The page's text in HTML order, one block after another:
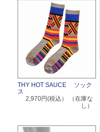
THY HOT SAUCE ソック
ス
2,970円(税込）
（在庫な
し）